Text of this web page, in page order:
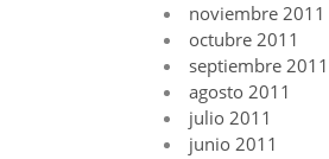
noviembre 2011
octubre 2011
septiembre 2011
agosto 2011
julio 2011
junio 2011